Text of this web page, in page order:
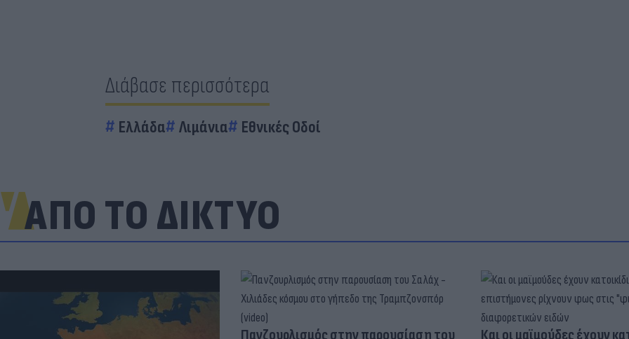
Διάβασε περισσότερα
Ελλάδα Λιμάνια Εθνικές Οδοί
ΑΠΟ ΤΟ ΔΙΚΤΥΟ
Πανζουρλισμός στην παρουσίαση του Και οι μαϊμούδες έχουν